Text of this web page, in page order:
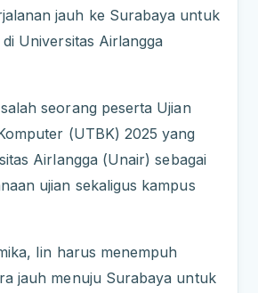
jauh ke Surabaya untuk
Universitas Airlangga
seorang peserta Ujian
(UTBK) 2025 yang
Airlangga (Unair) sebagai
ujian sekaligus kampus
Iin harus menempuh
jauh menuju Surabaya untuk